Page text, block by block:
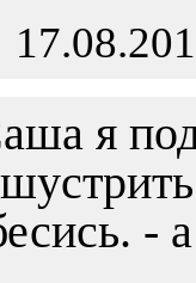
я
-